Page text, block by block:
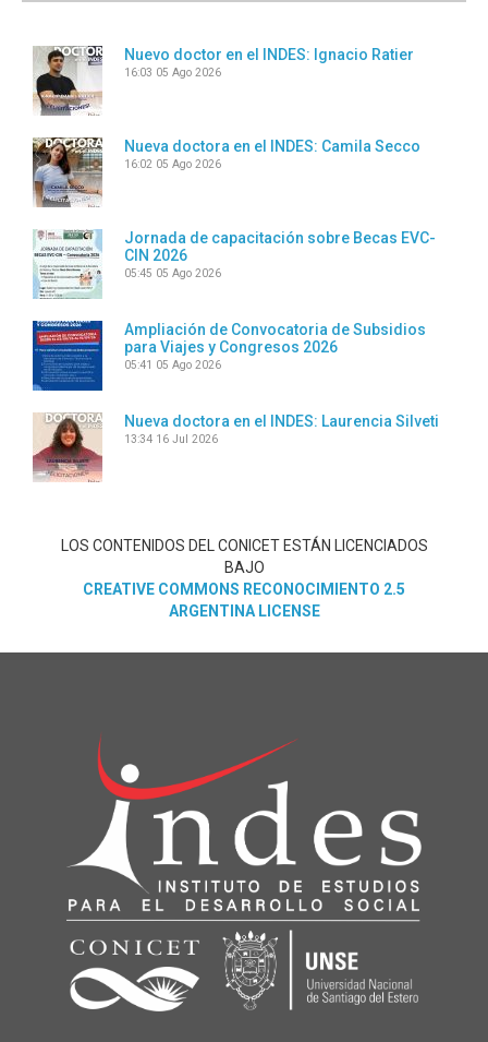
Nuevo doctor en el INDES: Ignacio Ratier
16:03 05 Ago 2026
Nueva doctora en el INDES: Camila Secco
16:02 05 Ago 2026
Jornada de capacitación sobre Becas EVC-
CIN 2026
05:45 05 Ago 2026
Ampliación de Convocatoria de Subsidios
para Viajes y Congresos 2026
05:41 05 Ago 2026
Nueva doctora en el INDES: Laurencia Silveti
13:34 16 Jul 2026
LOS CONTENIDOS DEL CONICET ESTÁN LICENCIADOS
BAJO
CREATIVE COMMONS RECONOCIMIENTO 2.5
ARGENTINA LICENSE